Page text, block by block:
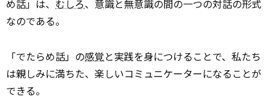
め話」は、 むしろ、意識と無意識の間の一つの対話の形式
なのである。
「でたらめ話」の感覚と実践を身につけることで、私たち
は親しみに満ちた、楽しいコミュニケーターになることが
できる。